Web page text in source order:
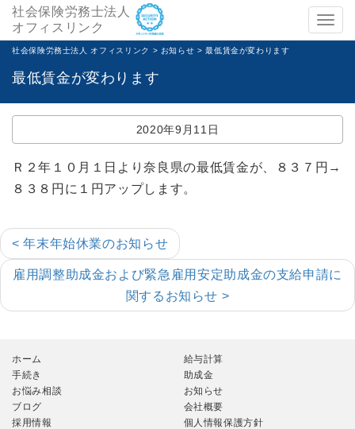
メ
社会保険労務士法人
オフィスリンク
社会保険労務士法人 オフィスリンク > お知らせ >最低賃金が変わります
最低賃金が変わります
2020年9月11日
Ｒ２年１０月１日より奈良県の最低賃金が、８３７円→
８３８円に１円アップします。
< 年末年始休業のお知らせ
雇用調整助成金および緊急雇用安定助成金の支給申請に
関するお知らせ >
ホーム
手続き
給与計算
助成金
お悩み相談
ブログ
お知らせ
会社概要
採用情報
個人情報保護方針